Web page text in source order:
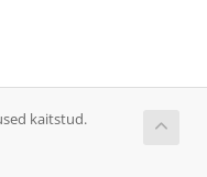
kaitstud.